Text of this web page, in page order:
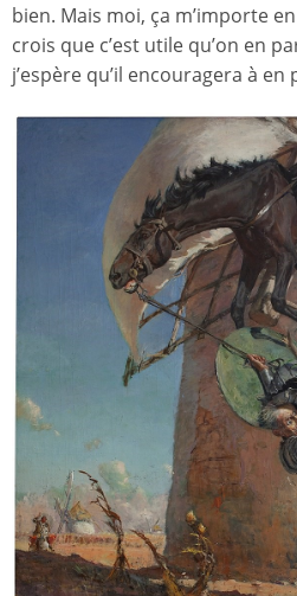
bien. Mais moi, ça m’importe
crois que c’est utile qu’on en
j’espère qu’il encouragera à